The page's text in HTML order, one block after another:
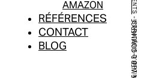
AMAZON
RÉFÉRENCES
CONTACT
BLOG
-